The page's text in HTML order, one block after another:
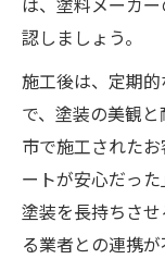
認しましょう。
施工後は、定期
で、塗装の美観
市で施工された
ートが安心だった
塗装を長持ちさ
る業者との連携が